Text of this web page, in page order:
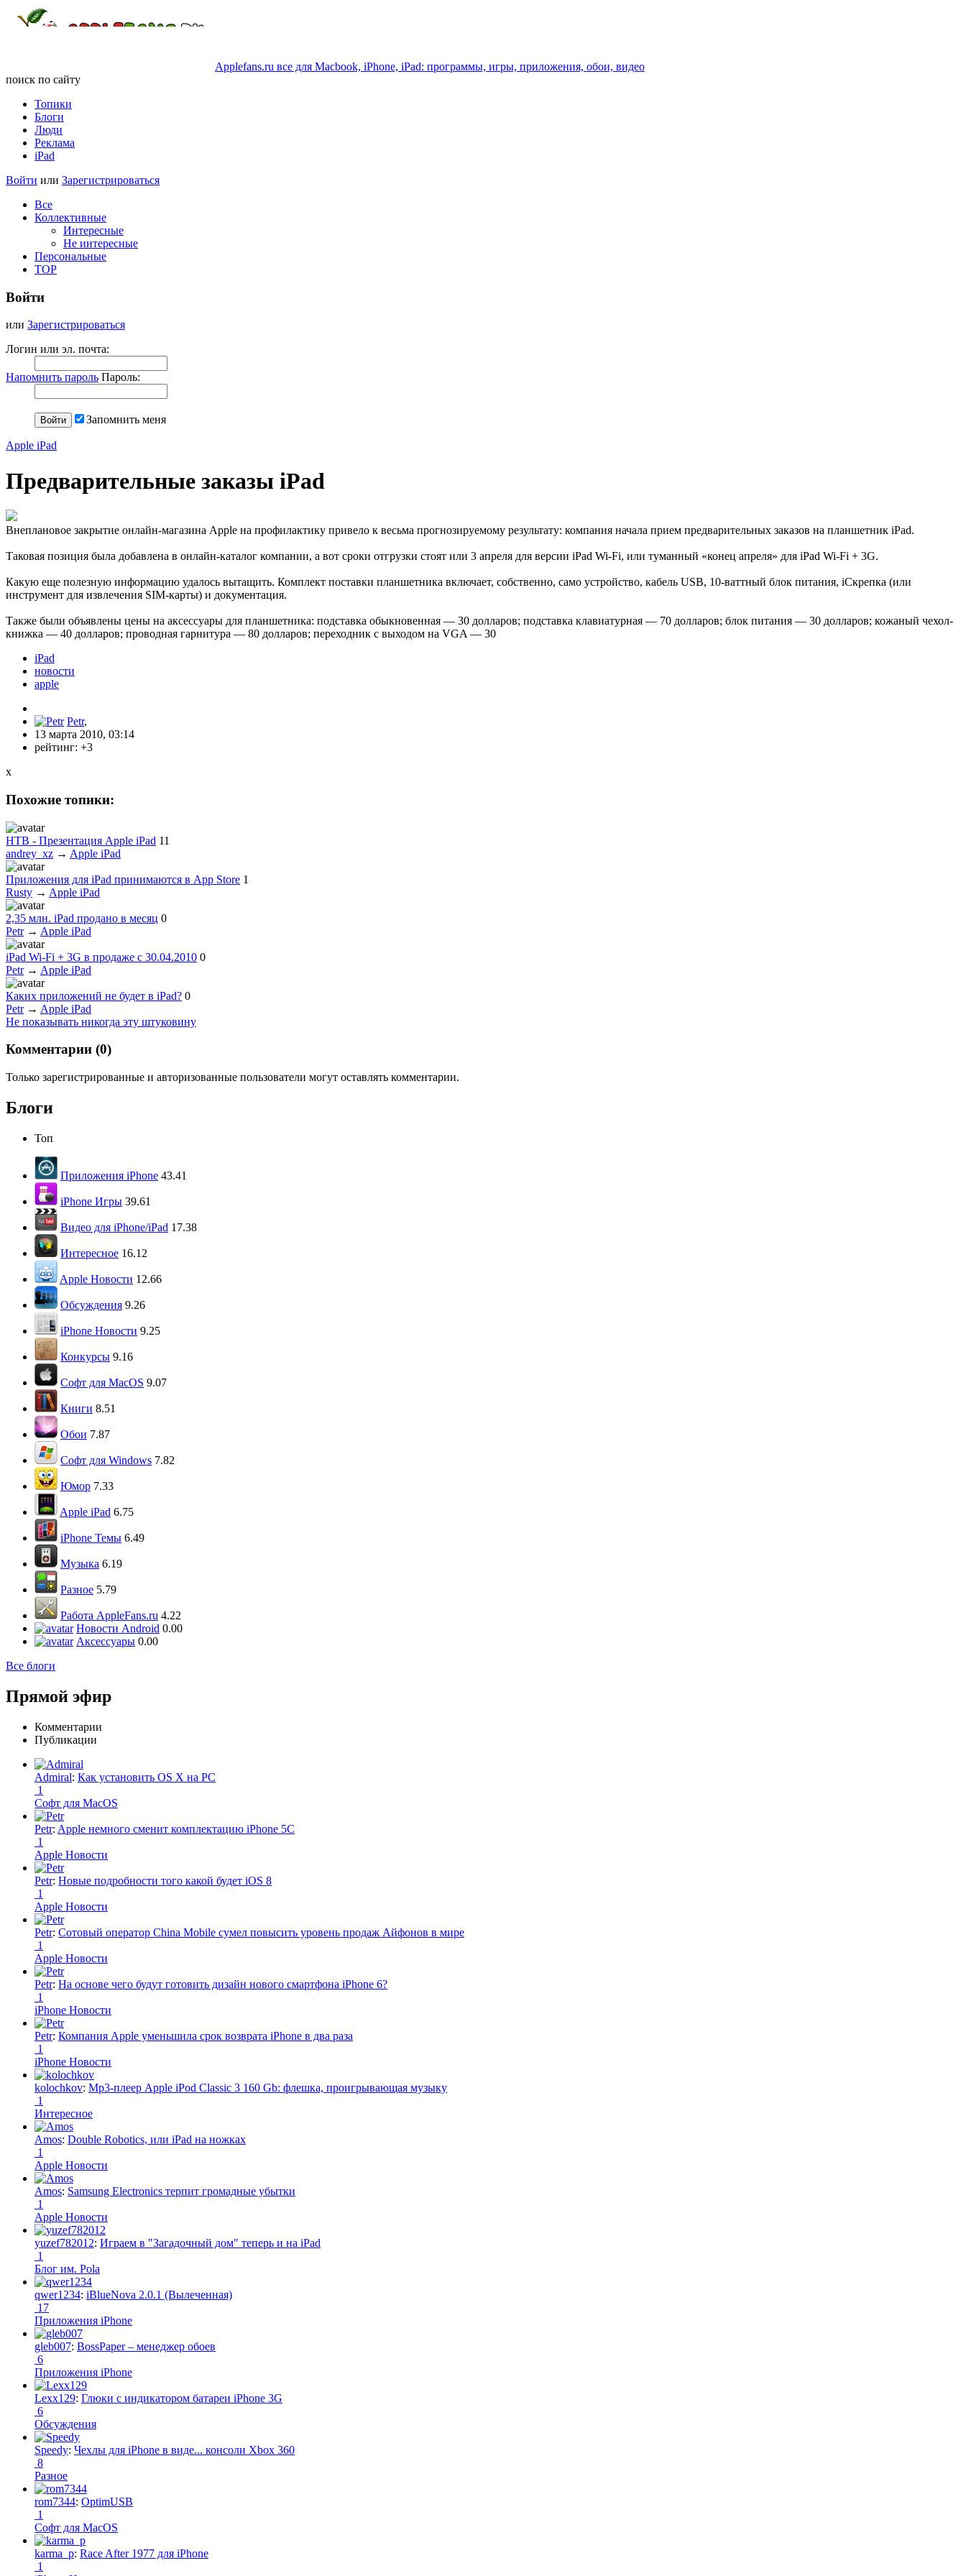
Applefans.ru все для Macbook, iPhone, iPad: программы, игры, приложения, обои, видео
поиск по сайту
Топики
Блоги
Люди
Реклама
iPad
Войти или Зарегистрироваться
Все
Коллективные
Интересные
Не интересные
Персональные
TOP
Войти
или Зарегистрироваться
Логин или эл. почта:
Напомнить пароль Пароль:
Запомнить меня
Apple iPad
Предварительные заказы iPad
Внеплановое закрытие онлайн-магазина Apple на профилактику привело к весьма прогнозируемому результату: компания начала прием предварительных заказов на планшетник iPad.
Таковая позиция была добавлена в онлайн-каталог компании, а вот сроки отгрузки стоят или 3 апреля для версии iPad Wi-Fi, или туманный «конец апреля» для iPad Wi-Fi + 3G.
Какую еще полезную информацию удалось вытащить. Комплект поставки планшетника включает, собственно, само устройство, кабель USB, 10-ваттный блок питания, iСкрепка (или
инструмент для извлечения SIM-карты) и документация.
Также были объявлены цены на аксессуары для планшетника: подставка обыкновенная — 30 долларов; подставка клавиатурная — 70 долларов; блок питания — 30 долларов; кожаный чехол-
книжка — 40 долларов; проводная гарнитура — 80 долларов; переходник с выходом на VGA — 30
iPad
новости
apple
Petr,
13 марта 2010, 03:14
рейтинг: +3
x
Похожие топики:
НТВ - Презентация Apple iPad 11
andrey_xz → Apple iPad
Приложения для iPad принимаются в App Store 1
Rusty → Apple iPad
2,35 млн. iPad продано в месяц 0
Petr→ Apple iPad
iPad Wi-Fi + 3G в продаже с 30.04.2010 0
Petr→ Apple iPad
Каких приложений не будет в iPad? 0
Petr→ Apple iPad
Не показывать никогда эту штуковину
Комментарии (0)
Только зарегистрированные и авторизованные пользователи могут оставлять комментарии.
Блоги
Топ
Приложения iPhone 43.41
iPhone Игры 39.61
Видео для iPhone/iPad 17.38
Интересное 16.12
Apple Новости 12.66
Обсуждения 9.26
iPhone Новости 9.25
Конкурсы 9.16
Софт для MacOS 9.07
Книги 8.51
Обои 7.87
Софт для Windows 7.82
Юмор 7.33
Apple iPad 6.75
iPhone Темы 6.49
Музыка 6.19
Разное 5.79
Работа AppleFans.ru 4.22
Новости Android 0.00
Аксессуары 0.00
Все блоги
Прямой эфир
Комментарии
Публикации
Admiral: Как установить OS X на PC
1
Софт для MacOS
Petr: Apple немного сменит комплектацию iPhone 5C
1
Apple Новости
Petr: Новые подробности того какой будет iOS 8
1
Apple Новости
Petr: Сотовый оператор China Mobile сумел повысить уровень продаж Айфонов в мире
1
Apple Новости
Petr: На основе чего будут готовить дизайн нового смартфона iPhone 6?
1
iPhone Новости
Petr: Компания Apple уменьшила срок возврата iPhone в два раза
1
iPhone Новости
kolochkov: Mp3-плеер Apple iPod Classic 3 160 Gb: флешка, проигрывающая музыку
1
Интересное
Amos: Double Robotics, или iPad на ножках
1
Apple Новости
Amos: Samsung Electronics терпит громадные убытки
1
Apple Новости
yuzef782012: Играем в "Загадочный дом" теперь и на iPad
1
Блог им. Pola
qwer1234: iBlueNova 2.0.1 (Вылеченная)
17
Приложения iPhone
gleb007: BossPaper – менеджер обоев
6
Приложения iPhone
Lexx129: Глюки с индикатором батареи iPhone 3G
6
Обсуждения
Speedy: Чехлы для iPhone в виде... консоли Xbox 360
8
Разное
rom7344: OptimUSB
1
Софт для MacOS
karma_p: Race After 1977 для iPhone
1